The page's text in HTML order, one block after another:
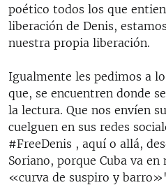
poético todos los que
liberación de Denis,
nuestra propia liberación.
Igualmente les pedimos a
que, se encuentren donde
la lectura. Que nos envíen
cuelguen en sus redes
#FreeDenis , aquí o allá,
Soriano, porque Cuba va en
«curva de suspiro y